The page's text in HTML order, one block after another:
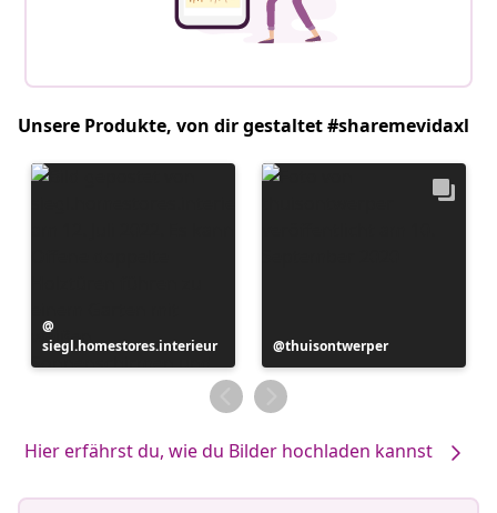
Unsere Produkte, von dir gestaltet #sharemevidaxl
veröffentlicht
von
siegl.homestores.interieur
Beitrag
veröffentlicht
von
thuisontwerper
Hier erfährst du, wie du Bilder hochladen kannst